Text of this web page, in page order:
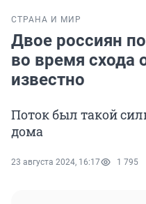
СТРАНА И МИР
Двое россиян
во время схода
известно
Поток был такой
дома
23 августа 2024, 16:17 1 795